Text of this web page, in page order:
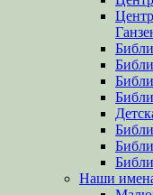
Наши